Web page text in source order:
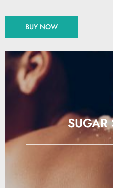
BUY NOW
SUGAR